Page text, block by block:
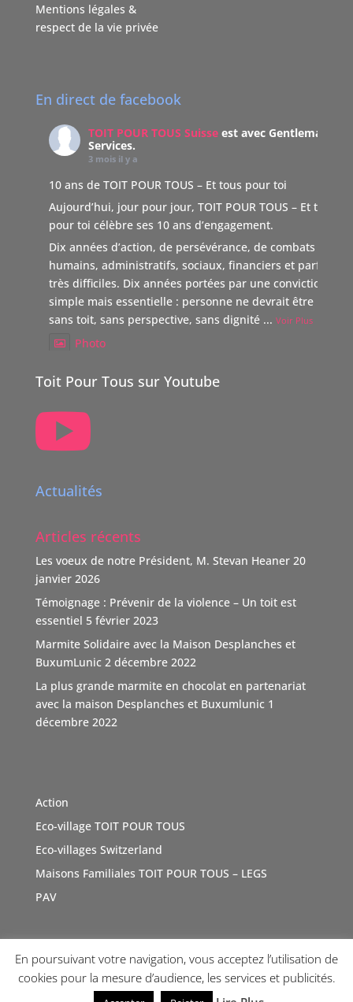
Mentions légales &
respect de la vie privée
En direct de facebook
TOIT POUR TOUS Suisse est avec Gentleman
Services.
3 mois il y a
10 ans de TOIT POUR TOUS – Et tous pour toi
Aujourd’hui, jour pour jour, TOIT POUR TOUS – Et tous
pour toi célèbre ses 10 ans d’engagement.
Dix années d’action, de persévérance, de combats
humains, administratifs, sociaux, financiers et parfois
très difficiles. Dix années portées par une conviction
simple mais essentielle : personne ne devrait être laissé
sans toit, sans perspective, sans dignité ... Voir Plus
Photo
TOIT POUR TOUS Suisse
5 mois il y a
POUR TOUS Suisse.
donateur avec une volonté claire : soutenir des causes
humaines, sociales, environnementales et culturelles
qui font la différence."
TOIT POUR TOUS remercie vivement ce soutien,
d'autant que l'association n'est pas subventionnée
Video
Voir sur Facebook · Partager
TOIT POUR TOUS Suisse
Immo, partenaire de l'association TOIT POUR TOUS
Suisse. Merci de sa générosité à travers cette initiative
vertue#Don
#geneve
#sensibilisationst#inauguration
TOIT POUR TOUS Suisse a 2 nouvelles photos
du Le 6 mars à 06:22.
Toit Pour Tous sur Youtube

Actualités
Articles récents
Les voeux de notre Président, M. Stevan Heaner 20
janvier 2026
Témoignage : Prévenir de la violence – Un toit est
essentiel 5 février 2023
Marmite Solidaire avec la Maison Desplanches et
BuxumLunic 2 décembre 2022
La plus grande marmite en chocolat en partenariat
avec la maison Desplanches et Buxumlunic 1
décembre 2022
Action
Eco-village TOIT POUR TOUS
Eco-villages Switzerland
Maisons Familiales TOIT POUR TOUS – LEGS
PAV
Copyright © 2026 TOI(T) POUR TOUS !Internet Diffusion
En poursuivant votre navigation, vous acceptez l’utilisation de
cookies pour la mesure d’audience, les services et publicités.